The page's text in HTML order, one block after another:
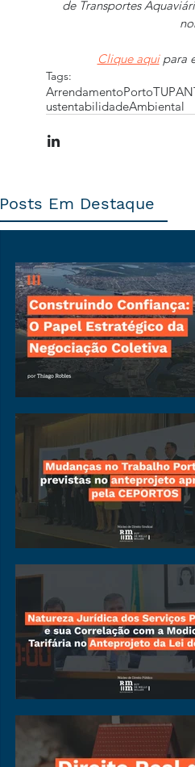
de Transportes
Clique aqui para
Tags:
ArrendamentoPortoTUP
ustentabilidadeAmbiental
Posts Em Destaque